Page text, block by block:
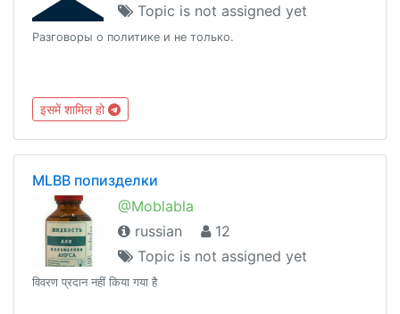
Topic is not assigned yet
Разговоры о политике и не только.
इसमें शामिल हो
MLBB попизделки
@Moblabla
russian
12
Topic is not assigned yet
विवरण प्रदान नहीं किया गया है